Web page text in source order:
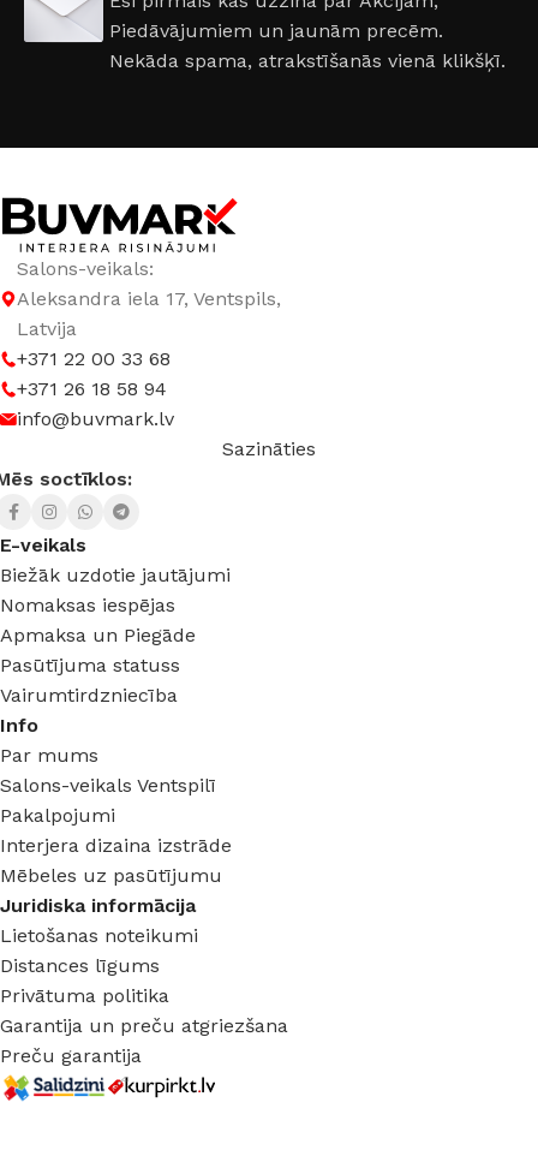
JAUDA 72 W
GAISMAS PLŪSMA
GAISMAS TEMPERATŪRA
3000 K (silti balta) – 6500 K (auksti balta)
Piedāvājumiem un jaunām precēm.
Nekāda spama, atrakstīšanās vienā klikšķī.
Salons-veikals:
Aleksandra iela 17, Ventspils,
Latvija
+371 22 00 33 68
+371 26 18 58 94
info@buvmark.lv
Sazināties
soctīklos:
E-veikals
Biežāk uzdotie jautājumi
Nomaksas iespējas
Apmaksa un Piegāde
Pasūtījuma statuss
Vairumtirdzniecība
Info
Par mums
Salons-veikals Ventspilī
Pakalpojumi
Interjera dizaina izstrāde
Mēbeles uz pasūtījumu
Juridiska informācija
Lietošanas noteikumi
Distances līgums
Privātuma politika
Garantija un preču atgriezšana
Preču garantija